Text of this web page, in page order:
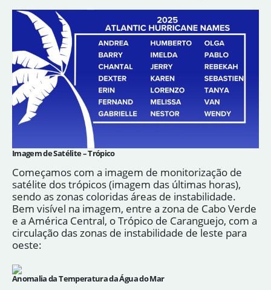
Imagem de Satélite – Trópico
Começamos com a imagem de monitorização de
satélite dos trópicos (imagem das últimas horas),
sendo as zonas coloridas áreas de instabilidade.
Bem visível na imagem, entre a zona de Cabo Verde
e a América Central, o Trópico de Caranguejo, com a
circulação das zonas de instabilidade de leste para
oeste:
Anomalia da Temperatura da Água do Mar